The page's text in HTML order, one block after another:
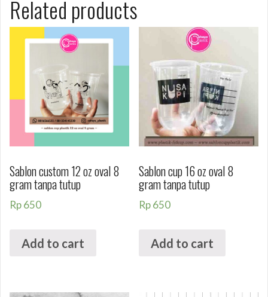
Related products
Sablon custom 12 oz oval 8
gram tanpa tutup
Rp650
Add to cart
Sablon cup 16 oz oval 8
gram tanpa tutup
Rp650
Add to cart